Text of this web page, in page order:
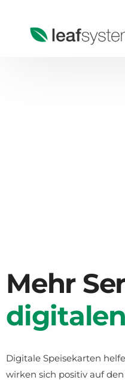
Mehr
digitalen
Digitale Speisekarten
wirken sich positiv auf